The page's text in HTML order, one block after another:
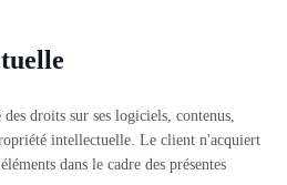
droits sur ses logiciels, contenus,
intellectuelle. Le client n'acquiert
dans le cadre des présentes